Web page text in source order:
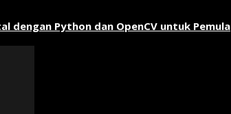
dengan Python dan OpenCV untuk Pemula